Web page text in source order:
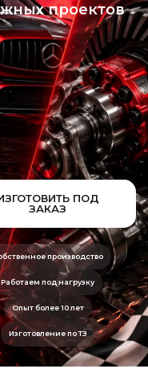
проектов
ПОД
ЗАКАЗ
производство
Работаем под нагрузку
Опыт более 10 лет
Изготовление по ТЗ